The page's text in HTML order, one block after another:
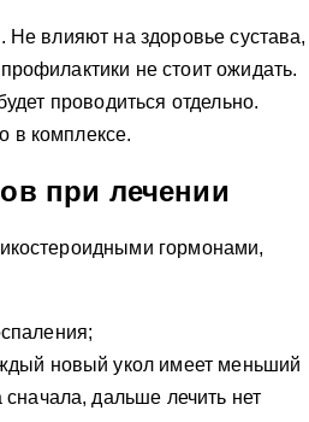
влияют на здоровье сустава,
не стоит ожидать.
проводиться отдельно.
в комплексе.
при лечении
гормонами,
новый укол имеет меньший
дальше лечить нет